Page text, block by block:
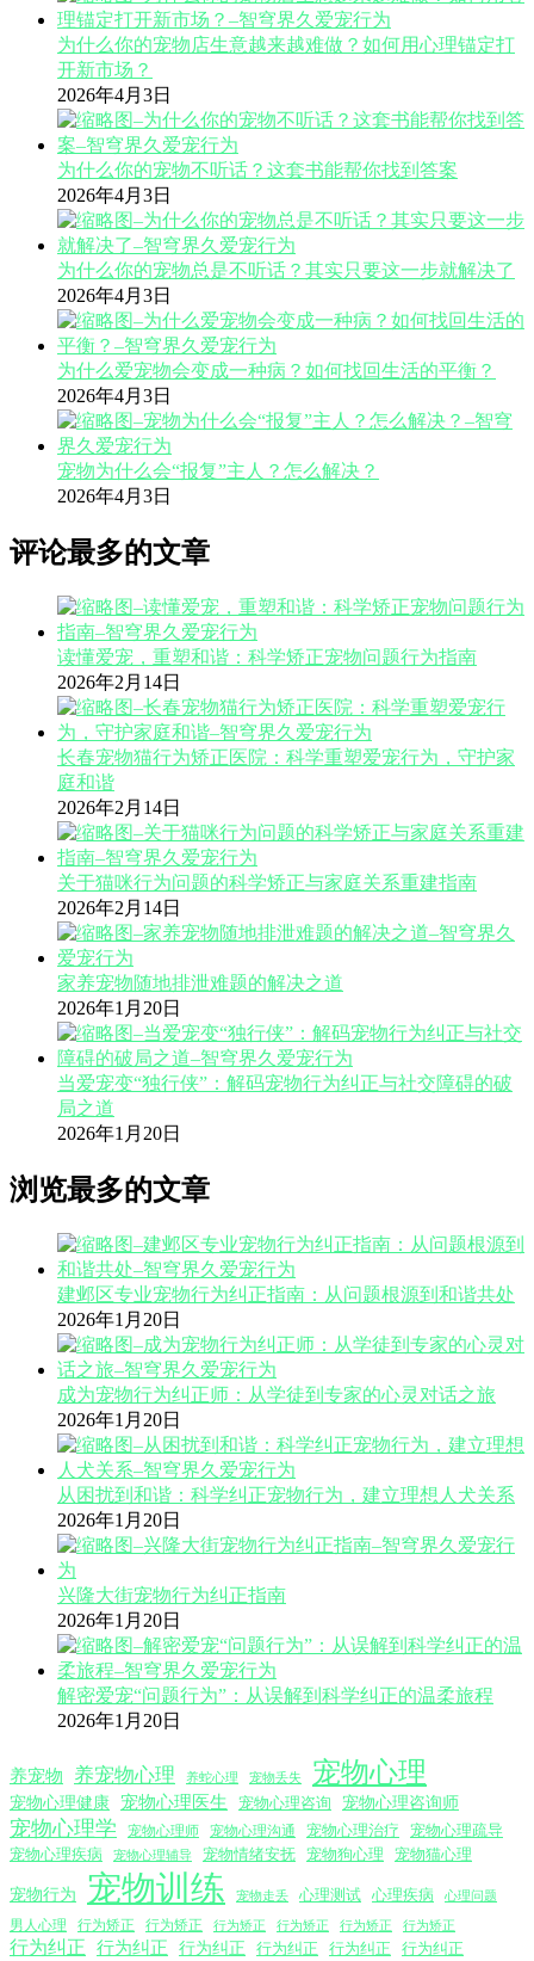
为什么你的宠物店生意越来越难做？如何用心理锚定打
开新市场？
2026年4月3日
为什么你的宠物不听话？这套书能帮你找到答案
2026年4月3日
为什么你的宠物总是不听话？其实只要这一步就解决了
2026年4月3日
为什么爱宠物会变成一种病？如何找回生活的平衡？
2026年4月3日
宠物为什么会“报复”主人？怎么解决？
2026年4月3日
评论最多的文章
读懂爱宠，重塑和谐：科学矫正宠物问题行为指南
2026年2月14日
长春宠物猫行为矫正医院：科学重塑爱宠行为，守护家
庭和谐
2026年2月14日
关于猫咪行为问题的科学矫正与家庭关系重建指南
2026年2月14日
家养宠物随地排泄难题的解决之道
2026年1月20日
当爱宠变“独行侠”：解码宠物行为纠正与社交障碍的破
局之道
2026年1月20日
浏览最多的文章
建邺区专业宠物行为纠正指南：从问题根源到和谐共处
2026年1月20日
成为宠物行为纠正师：从学徒到专家的心灵对话之旅
2026年1月20日
从困扰到和谐：科学纠正宠物行为，建立理想人犬关系
2026年1月20日
兴隆大街宠物行为纠正指南
2026年1月20日
解密爱宠“问题行为”：从误解到科学纠正的温柔旅程
2026年1月20日
养宠物 养宠物心理 养蛇心理 宠物丢失 宠物心理
宠物心理健康 宠物心理医生 宠物心理咨询 宠物心理咨询师
宠物心理学 宠物心理师 宠物心理沟通 宠物心理治疗
宠物心理疏导
宠物心理疾病
宠物心理辅导 宠物情绪安抚 宠物狗心理 宠物猫心理
宠物行为 宠物训练 宠物走丢 心理测试 心理疾病 心理问题
男人心理 行为矫正 行为矫正 行为矫正 行为矫正 行为矫正 行为矫正
行为纠正 行为纠正 行为纠正 行为纠正 行为纠正 行为纠正